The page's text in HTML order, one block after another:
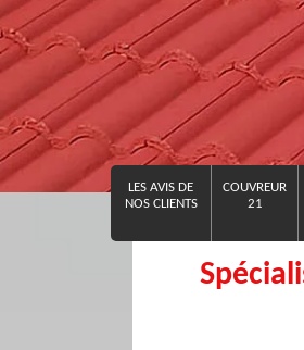
LES AVIS DE
NOS CLIENTS
COUVREUR
21